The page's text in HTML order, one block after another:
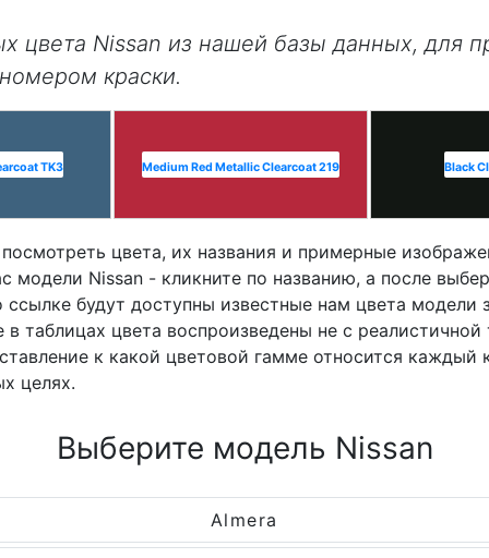
цвета Nissan из нашей базы данных, для
краски.
TK3 Medium Red Metallic Clearcoat 219 Black
цвета, их названия и примерные
модели Nissan - кликните по названию, а после
ссылке будут доступны известные нам цвета модели
в таблицах цвета воспроизведены не с
к какой цветовой гамме относится каждый
целях.
Выберите модель Nissan
Almera